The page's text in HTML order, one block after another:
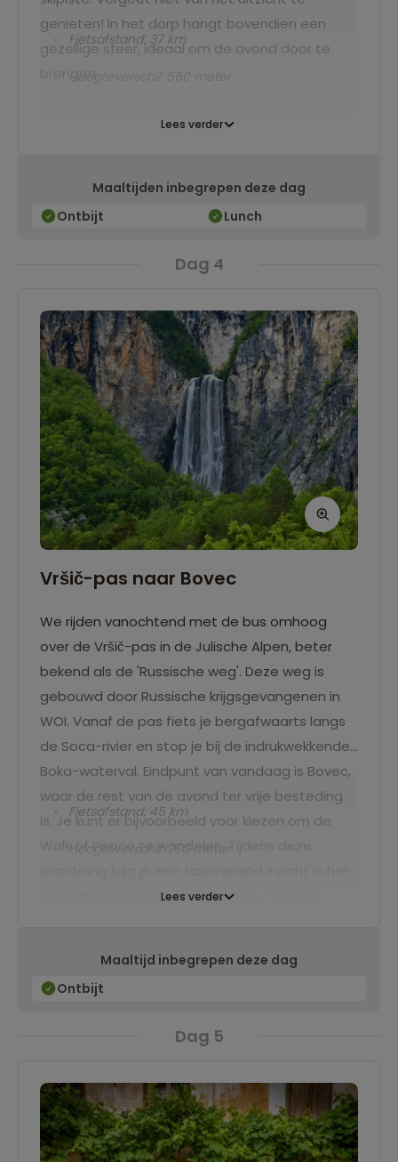
genieten! In het dorp hangt bovendien een
gezellige sfeer, ideaal om de avond door te
Fietsafstand: 37 km
Lees verder
Maaltijden inbegrepen deze dag
Ontbijt
Lunch
Dag 4
Vršič-pas naar Bovec
We rijden vanochtend met de bus omhoog
over de Vršič-pas in de Julische Alpen, beter
bekend als de 'Russische weg'. Deze weg is
gebouwd door Russische krijgsgevangenen in
WOI. Vanaf de pas fiets je bergafwaarts langs
de Soca-rivier en stop je bij de indrukwekkende
Boka-waterval. Eindpunt van vandaag is Bovec,
waar de rest van de avond ter vrije besteding
is. Je kunt er bijvoorbeeld voor kiezen om de
leven in de loopgraven tijdens de Tweede
Fietsafstand: 45 km
Lees verder
Maaltijd inbegrepen deze dag
Ontbijt
Dag 5